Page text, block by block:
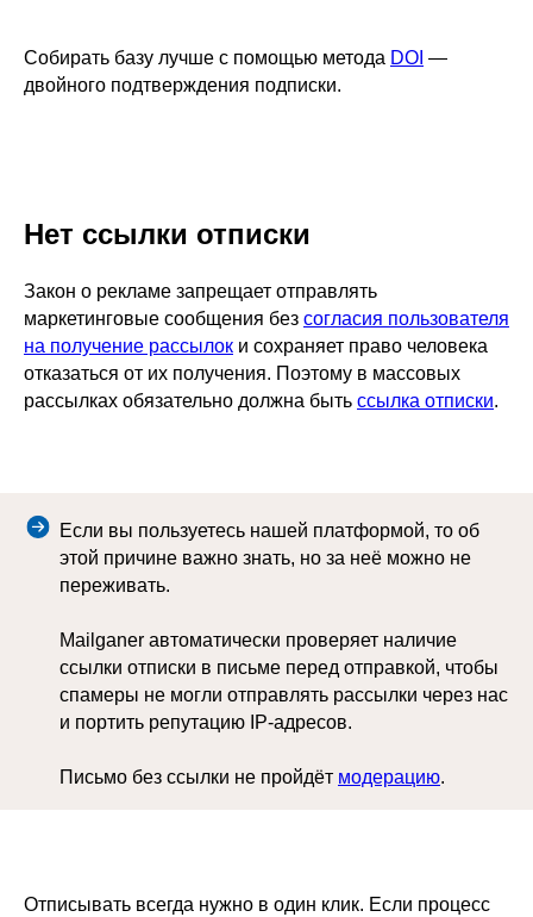
Собирать базу лучше с помощью метода DOI —
двойного подтверждения подписки.
Нет ссылки отписки
Закон о рекламе запрещает отправлять
маркетинговые сообщения без согласия пользователя
на получение рассылок и сохраняет право человека
отказаться от их получения. Поэтому в массовых
рассылках обязательно должна быть ссылка отписки.
Если вы пользуетесь нашей платформой, то об
этой причине важно знать, но за неё можно не
переживать.
Mailganer автоматически проверяет наличие
ссылки отписки в письме перед отправкой, чтобы
спамеры не могли отправлять рассылки через нас
и портить репутацию IP-адресов.
Письмо без ссылки не пройдёт модерацию.
Отписывать всегда нужно в один клик. Если процесс